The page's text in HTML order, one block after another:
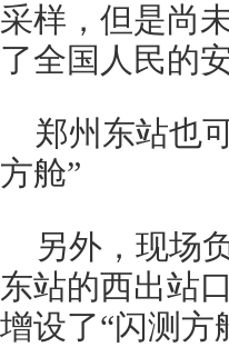
采样，但是尚
了全国人民的
郑州东站也
方舱”
另外，现场
东站的西出站
增设了“闪测方